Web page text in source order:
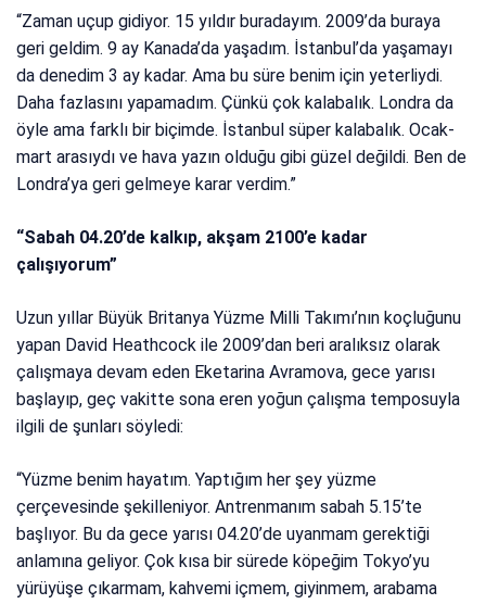
“Zaman uçup gidiyor. 15 yıldır buradayım. 2009’da buraya
geri geldim. 9 ay Kanada’da yaşadım. İstanbul’da yaşamayı
da denedim 3 ay kadar. Ama bu süre benim için yeterliydi.
Daha fazlasını yapamadım. Çünkü çok kalabalık. Londra da
öyle ama farklı bir biçimde. İstanbul süper kalabalık. Ocak-
mart arasıydı ve hava yazın olduğu gibi güzel değildi. Ben de
Londra’ya geri gelmeye karar verdim.”
“Sabah 04.20’de kalkıp, akşam 2100’e kadar
çalışıyorum”
Uzun yıllar Büyük Britanya Yüzme Milli Takımı’nın koçluğunu
yapan David Heathcock ile 2009’dan beri aralıksız olarak
çalışmaya devam eden Eketarina Avramova, gece yarısı
başlayıp, geç vakitte sona eren yoğun çalışma temposuyla
ilgili de şunları söyledi:
“Yüzme benim hayatım. Yaptığım her şey yüzme
çerçevesinde şekilleniyor. Antrenmanım sabah 5.15’te
başlıyor. Bu da gece yarısı 04.20’de uyanmam gerektiği
anlamına geliyor. Çok kısa bir sürede köpeğim Tokyo’yu
yürüyüşe çıkarmam, kahvemi içmem, giyinmem, arabama